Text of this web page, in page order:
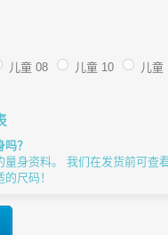
儿童 08 儿童 10 儿童
？
量身资料。 我们在发货前可查
尺码！